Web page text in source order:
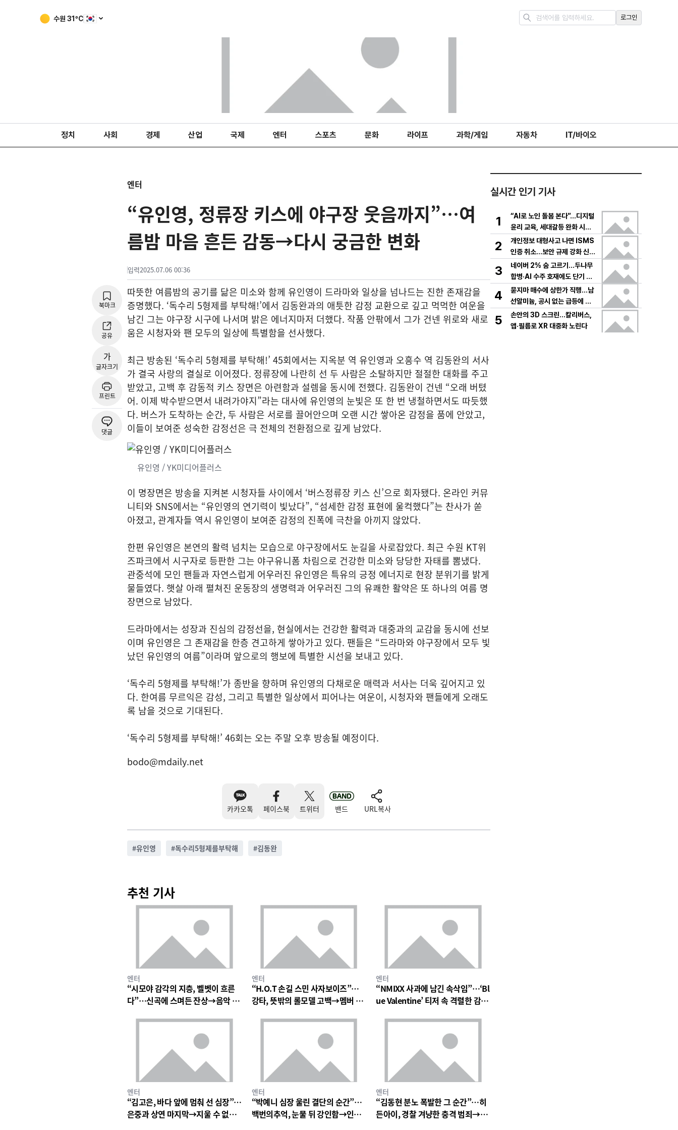
수원 31ºC 로그인
정치 사회 경제 산업 국제 엔터 스포츠 문화 라이프 과학/게임 자동차 IT/바이오
엔터
“유인영, 정류장 키스에 야구장 웃음까지”…여
름밤 마음 흔든 감동→다시 궁금한 변화
입력2025.07.06 00:36
북마크
공유
가
글자크기
프린트
댓글
따뜻한 여름밤의 공기를 닮은 미소와 함께 유인영이 드라마와 일상을 넘나드는 진한 존재감을
증명했다. ‘독수리 5형제를 부탁해!’에서 김동완과의 애틋한 감정 교환으로 깊고 먹먹한 여운을
남긴 그는 야구장 시구에 나서며 밝은 에너지마저 더했다. 작품 안팎에서 그가 건넨 위로와 새로
움은 시청자와 팬 모두의 일상에 특별함을 선사했다.
최근 방송된 ‘독수리 5형제를 부탁해!’ 45회에서는 지옥분 역 유인영과 오흥수 역 김동완의 서사
가 결국 사랑의 결실로 이어졌다. 정류장에 나란히 선 두 사람은 소탈하지만 절절한 대화를 주고
받았고, 고백 후 감동적 키스 장면은 아련함과 설렘을 동시에 전했다. 김동완이 건넨 “오래 버텼
어. 이제 박수받으면서 내려가야지”라는 대사에 유인영의 눈빛은 또 한 번 냉철하면서도 따듯했
다. 버스가 도착하는 순간, 두 사람은 서로를 끌어안으며 오랜 시간 쌓아온 감정을 품에 안았고,
이들이 보여준 성숙한 감정선은 극 전체의 전환점으로 깊게 남았다.
유인영 / YK미디어플러스
이 명장면은 방송을 지켜본 시청자들 사이에서 ‘버스정류장 키스 신’으로 회자됐다. 온라인 커뮤
니티와 SNS에서는 “유인영의 연기력이 빛났다”, “섬세한 감정 표현에 울컥했다”는 찬사가 쏟
아졌고, 관계자들 역시 유인영이 보여준 감정의 진폭에 극찬을 아끼지 않았다.
한편 유인영은 본연의 활력 넘치는 모습으로 야구장에서도 눈길을 사로잡았다. 최근 수원 KT위
즈파크에서 시구자로 등판한 그는 야구유니폼 차림으로 건강한 미소와 당당한 자태를 뽐냈다.
관중석에 모인 팬들과 자연스럽게 어우러진 유인영은 특유의 긍정 에너지로 현장 분위기를 밝게
물들였다. 햇살 아래 펼쳐진 운동장의 생명력과 어우러진 그의 유쾌한 활약은 또 하나의 여름 명
장면으로 남았다.
드라마에서는 성장과 진심의 감정선을, 현실에서는 건강한 활력과 대중과의 교감을 동시에 선보
이며 유인영은 그 존재감을 한층 견고하게 쌓아가고 있다. 팬들은 “드라마와 야구장에서 모두 빛
났던 유인영의 여름”이라며 앞으로의 행보에 특별한 시선을 보내고 있다.
‘독수리 5형제를 부탁해!’가 종반을 향하며 유인영의 다채로운 매력과 서사는 더욱 깊어지고 있
다. 한여름 무르익은 감성, 그리고 특별한 일상에서 피어나는 여운이, 시청자와 팬들에게 오래도
록 남을 것으로 기대된다.
‘독수리 5형제를 부탁해!’ 46회는 오는 주말 오후 방송될 예정이다.
bodo@mdaily.net
카카오톡 페이스북 트위터 밴드 URL복사
#유인영 #독수리5형제를부탁해 #김동완
추천 기사
엔터
“시모야 감각의 지층, 벨벳이 흐른
다”…신곡에 스며든 잔상→음악 팬
엔터
“H.O.T 손길 스민 사자보이즈”…
강타, 뜻밖의 롤모델 고백→멤버 폭
엔터
“NMIXX 사과에 남긴 속삭임”…‘Bl
ue Valentine’ 티저 속 격렬한 감정
엔터
“김고은, 바다 앞에 멈춰 선 심장”…
은중과 상연 마지막→지울 수 없는
엔터
“박예니 심장 울린 결단의 순간”…
백번의추억, 눈물 뒤 강인함→인물
엔터
“김동현 분노 폭발한 그 순간”…히
든아이, 경찰 겨냥한 충격 범죄→출
실시간 인기 기사
1
“AI로 노인 돌봄 본다”…디지털
윤리 교육, 세대갈등 완화 시험
대
2
개인정보 대형사고 나면 ISMS
인증 취소…보안 규제 강화 신호
탄
3
네이버 2% 숨 고르기…두나무
합병·AI 수주 호재에도 단기 급
등 부담
4
묻지마 매수에 상한가 직행…남
선알미늄, 공시 없는 급등에 변
동성 경고음
5
손안의 3D 스크린…칼리버스,
앱·필름로 XR 대중화 노린다